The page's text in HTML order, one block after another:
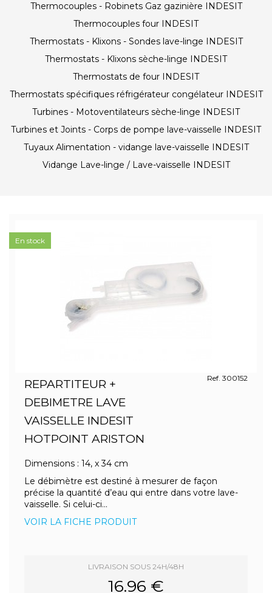
Thermocouples - Robinets Gaz gazinière INDESIT
Thermocouples four INDESIT
Thermostats - Klixons - Sondes lave-linge INDESIT
Thermostats - Klixons sèche-linge INDESIT
Thermostats de four INDESIT
Thermostats spécifiques réfrigérateur congélateur INDESIT
Turbines - Motoventilateurs sèche-linge INDESIT
Turbines et Joints - Corps de pompe lave-vaisselle INDESIT
Tuyaux Alimentation - vidange lave-vaisselle INDESIT
Vidange Lave-linge / Lave-vaisselle INDESIT
REPARTITEUR +
DEBIMETRE LAVE
VAISSELLE INDESIT
HOTPOINT ARISTON
Ref. 300152
Dimensions : 14, x 34 cm
Le débimètre est destiné à mesurer de façon
précise la quantité d’eau qui entre dans votre lave-
vaisselle. Si celui-ci...
VOIR LA FICHE PRODUIT
LIVRAISON SOUS 24H/48H
16.96 €
En stock